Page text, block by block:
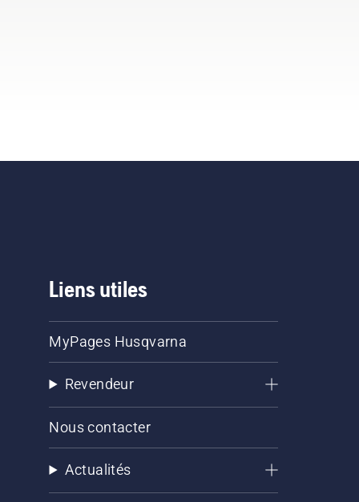
Liens utiles
MyPages Husqvarna
Revendeur
Nous contacter
Actualités